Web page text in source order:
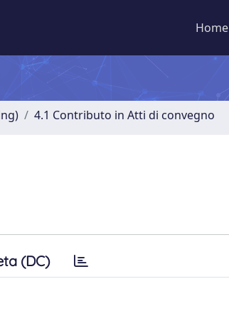
Home
4.1 Contributo in Atti di convegno
(DC)